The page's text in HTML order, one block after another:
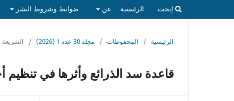
الرئيسية عن ضوابط وشروط النشر إبحث
الرئيسية / المحفوظات / مجلد 30 عدد 1 (2026) / الشريعة
قاعدة سد الذرائع وأثرها في تنظيم